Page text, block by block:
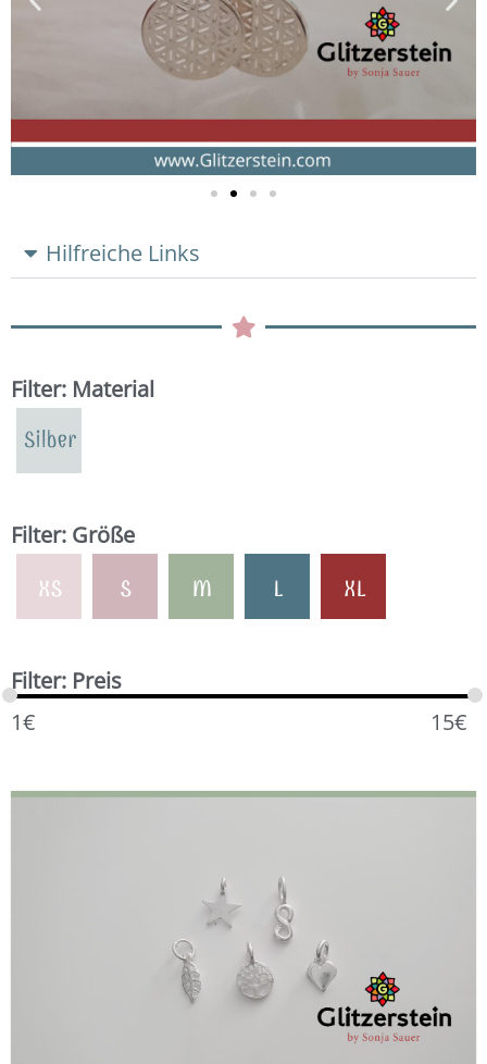
Hilfreiche Links
Filter: Material
Filter: Größe
Filter: Preis
1€ 15€
Dieses
Optionen
können
auf
Preisspanne: